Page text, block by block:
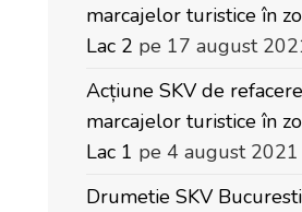
marcajelor turistice în
Lac 2 pe 17 august
Acțiune SKV de
marcajelor turistice în
Lac 1 pe 4 august 2021
Drumetie SKV